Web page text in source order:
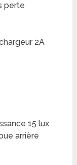
perte
2A
15 lux
arrière